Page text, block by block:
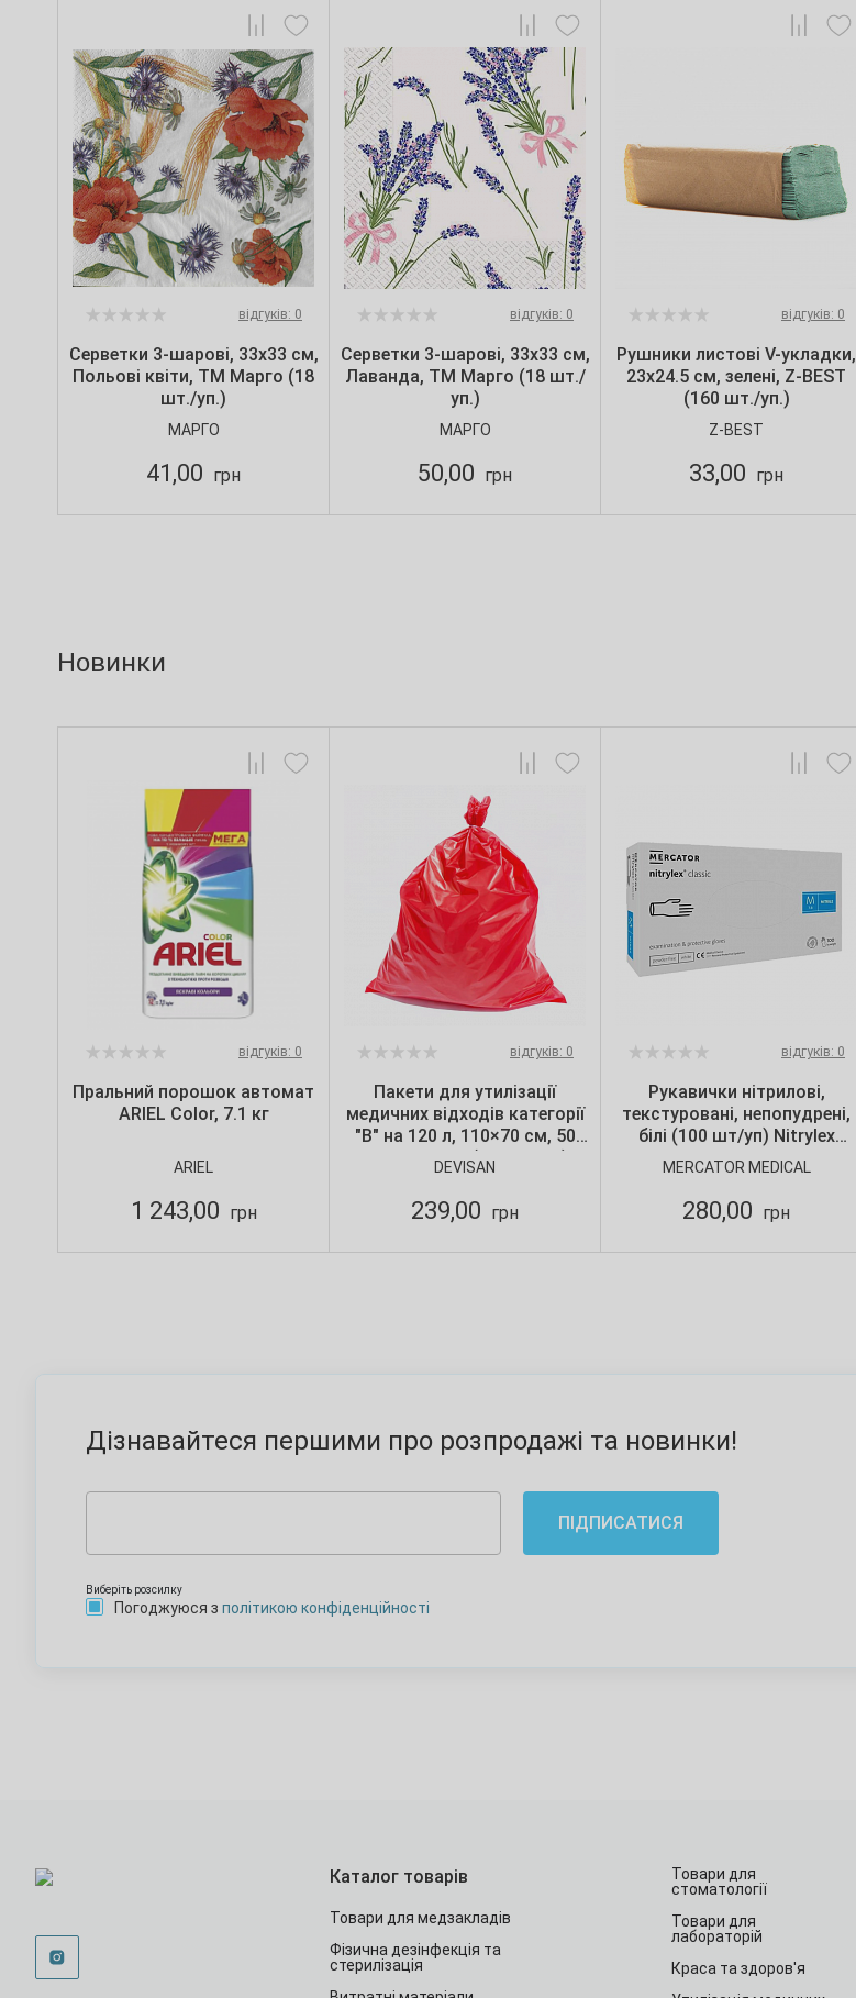
відгуків: 0
Серветки 3-шарові, 33х33 см,
Польові квіти, ТМ Марго (18
шт./уп.)
МАРГО
41,00 грн
відгуків: 0
Серветки 3-шарові, 33х33 см,
Лаванда, ТМ Марго (18 шт./
уп.)
МАРГО
50,00 грн
відгуків: 0
Рушники листові V-укладки,
23х24.5 см, зелені, Z-BEST
(160 шт./уп.)
Z-BEST
33,00 грн
Новинки
відгуків: 0
Пральний порошок автомат
ARIEL Color, 7.1 кг
ARIEL
1 243,00 грн
відгуків: 0
Пакети для утилізації
медичних відходів категорії
"B" на 120 л, 110×70 см, 50
мкм, червоні (10 шт./уп.),
Devisan
DEVISAN
239,00 грн
відгуків: 0
Рукавички нітрилові,
текстуровані, непопудрені,
білі (100 шт/уп) Nitrylex
CLASSIC, Mercator, р. S
MERCATOR MEDICAL
280,00 грн
Дізнавайтеся першими про розпродажі та новинки!
ПІДПИСАТИСЯ
Виберіть розсилку
Погоджуюся з політикою конфіденційності
Каталог товарів
Товари для медзакладів
Фізична дезінфекція та
стерилізація
Товари для
стоматології
Товари для
лабораторій
Краса та здоров'я